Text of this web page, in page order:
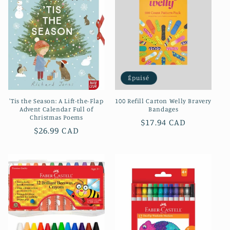
c
t
i
o
n
:'Tis the Season: A Lift-the-Flap
Advent Calendar Full of
Christmas Poems
Prix
$26.99 CAD
Épuisé
100 Refill Carton Welly Bravery
Bandages
Prix
$17.94 CAD